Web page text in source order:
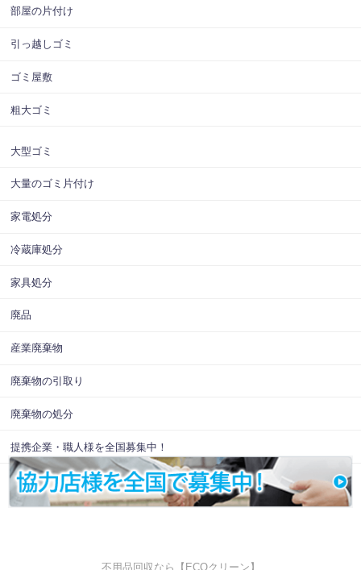
部屋の片付け
引っ越しゴミ
ゴミ屋敷
粗大ゴミ
大型ゴミ
大量のゴミ片付け
家電処分
冷蔵庫処分
家具処分
廃品
産業廃棄物
廃棄物の引取り
廃棄物の処分
提携企業・職人様を全国募集中！
不用品回収なら【ECOクリーン】